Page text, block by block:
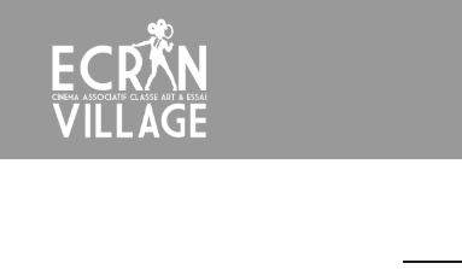
contenu
principal
ÉCRAN VILLAGE